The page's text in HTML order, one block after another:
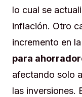
lo cual se
inflación. Otro
incremento en
para
afectando solo
las inversiones.